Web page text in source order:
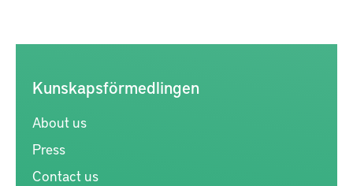
Kunskapsförmedlingen
About us
Press
Contact us